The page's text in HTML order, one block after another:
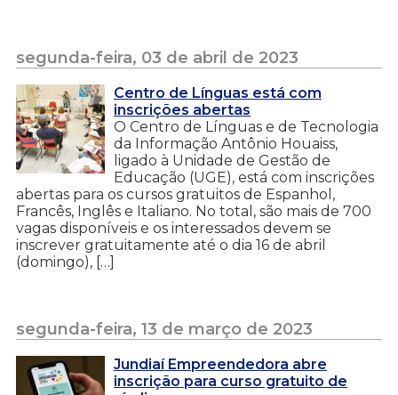
segunda-feira, 03 de abril de 2023
Centro de Línguas está com
inscrições abertas
O Centro de Línguas e de Tecnologia
da Informação Antônio Houaiss,
ligado à Unidade de Gestão de
Educação (UGE), está com inscrições
abertas para os cursos gratuitos de Espanhol,
Francês, Inglês e Italiano. No total, são mais de 700
vagas disponíveis e os interessados devem se
inscrever gratuitamente até o dia 16 de abril
(domingo), […]
segunda-feira, 13 de março de 2023
Jundiaí Empreendedora abre
inscrição para curso gratuito de